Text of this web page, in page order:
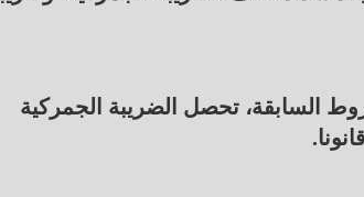
السابقة، تحصل الضريبة الجمركية